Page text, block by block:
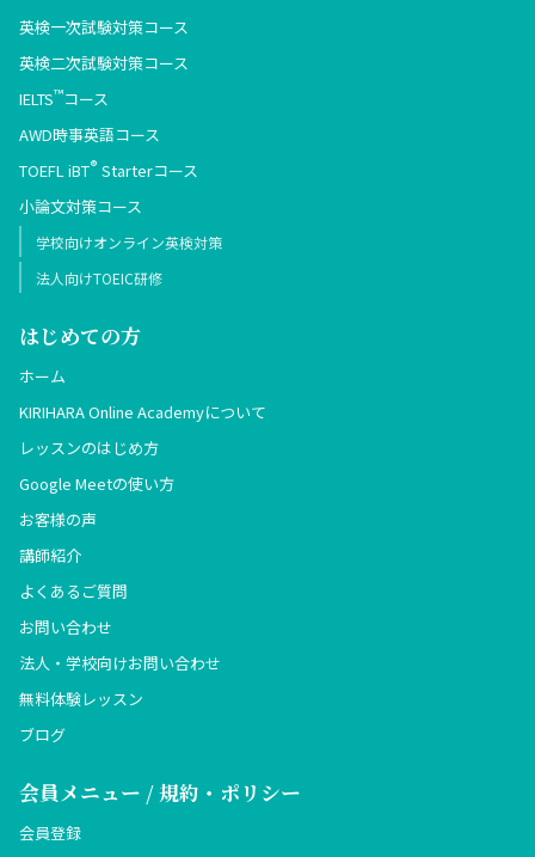
英検一次試験対策コース
英検二次試験対策コース
IELTS™コース
AWD時事英語コース
TOEFL iBT® Starterコース
小論文対策コース
学校向けオンライン英検対策
法人向けTOEIC研修
はじめての方
ホーム
KIRIHARA Online Academyについて
レッスンのはじめ方
Google Meetの使い方
お客様の声
講師紹介
よくあるご質問
お問い合わせ
法人・学校向けお問い合わせ
無料体験レッスン
ブログ
会員メニュー / 規約・ポリシー
会員登録